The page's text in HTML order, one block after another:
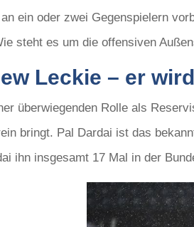
ein oder zwei Gegenspielern
steht es um die offensiven
Leckie – er
überwiegenden Rolle als
bringt. Pal Dardai ist das
ihn insgesamt 17 Mal in der